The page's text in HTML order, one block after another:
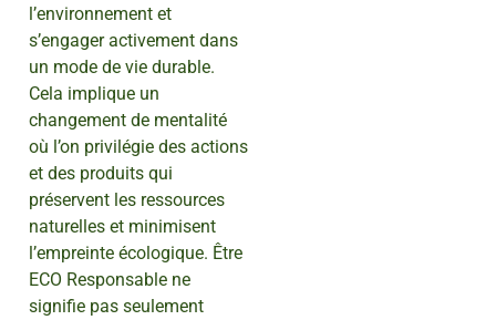
l’environnement et
s’engager activement dans
un mode de vie durable.
Cela implique un
changement de mentalité
où l’on privilégie des actions
et des produits qui
préservent les ressources
naturelles et minimisent
l’empreinte écologique. Être
ECO Responsable ne
signifie pas seulement